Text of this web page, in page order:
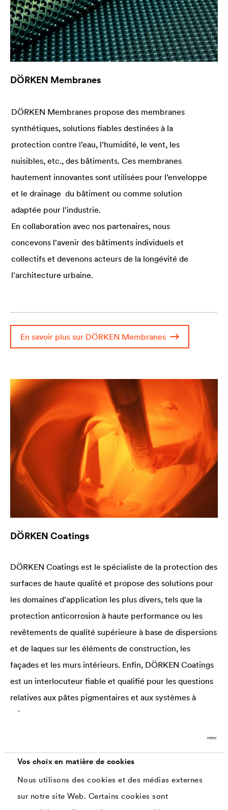
Vos choix en matière de cookies
Nous utilisons des cookies et des médias externes
sur notre site Web. Certains cookies sont
DÖRKEN Membranes
DÖRKEN Membranes propose des membranes
synthétiques, solutions fiables destinées à la
protection contre l’eau, l’humidité, le vent, les
nuisibles, etc., des bâtiments. Ces membranes
hautement innovantes sont utilisées pour l’enveloppe
et le drainage du bâtiment ou comme solution
adaptée pour l'industrie.
En collaboration avec nos partenaires, nous
concevons l'avenir des bâtiments individuels et
collectifs et devenons acteurs de la longévité de
l'architecture urbaine.
En savoir plus sur DÖRKEN Membranes
DÖRKEN Coatings
DÖRKEN Coatings est le spécialiste de la protection des
surfaces de haute qualité et propose des solutions pour
les domaines d'application les plus divers, tels que la
protection anticorrosion à haute performance ou les
revêtements de qualité supérieure à base de dispersions
et de laques sur les éléments de construction, les
façades et les murs intérieurs. Enfin, DÖRKEN Coatings
est un interlocuteur fiable et qualifié pour les questions
relatives aux pâtes pigmentaires et aux systèmes à
teinter.